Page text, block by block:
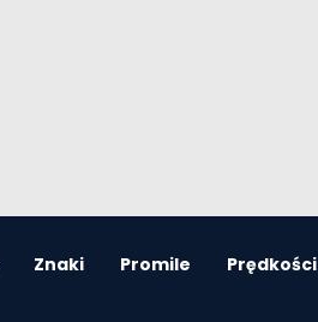
Znaki Promile Prędkości